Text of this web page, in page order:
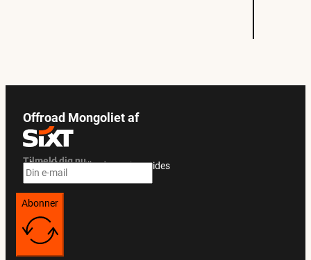
Offroad Mongoliet af
Tilmeld dig nu
Få eksklusive tilbud og rejseguides
Abonner